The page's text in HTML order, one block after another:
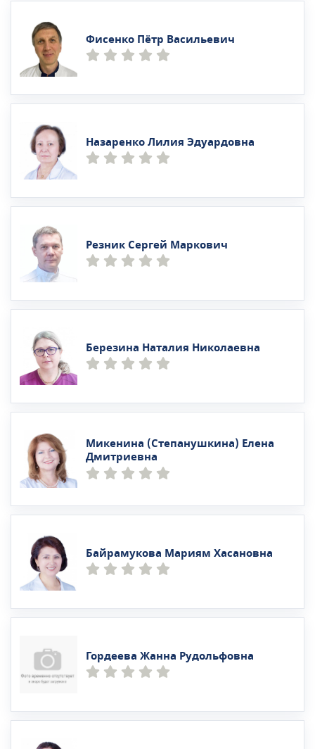
Фисенко Пётр Васильевич
Назаренко Лилия Эдуардовна
Резник Сергей Маркович
Березина Наталия Николаевна
Микенина (Степанушкина) Елена
Дмитриевна
Байрамукова Мариям Хасановна
Гордеева Жанна Рудольфовна